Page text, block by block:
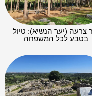
צרעה (יער הנשיא): טיול
בטבע לכל המשפחה